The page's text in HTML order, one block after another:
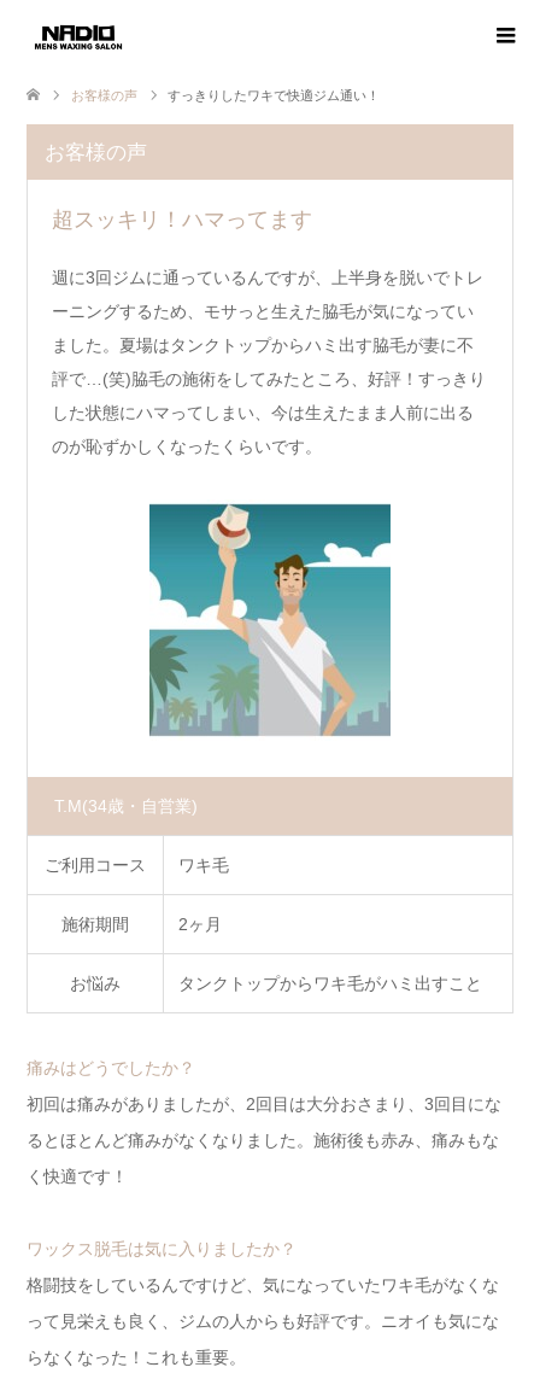
お客様の声 すっきりしたワキで快適ジム通い！
お客様の声
超スッキリ！ハマってます
週に3回ジムに通っているんですが、上半身を脱いでトレ
ーニングするため、モサっと生えた脇毛が気になってい
ました。夏場はタンクトップからハミ出す脇毛が妻に不
評で…(笑)脇毛の施術をしてみたところ、好評！すっきり
した状態にハマってしまい、今は生えたまま人前に出る
のが恥ずかしくなったくらいです。
T.M(34歳・自営業)
ご利用コース ワキ毛
施術期間 2ヶ月
お悩み タンクトップからワキ毛がハミ出すこと
痛みはどうでしたか？
初回は痛みがありましたが、2回目は大分おさまり、3回目にな
るとほとんど痛みがなくなりました。施術後も赤み、痛みもな
く快適です！
ワックス脱毛は気に入りましたか？
格闘技をしているんですけど、気になっていたワキ毛がなくな
って見栄えも良く、ジムの人からも好評です。ニオイも気にな
らなくなった！これも重要。